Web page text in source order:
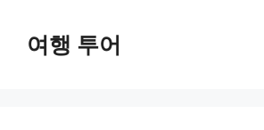
여행 투어